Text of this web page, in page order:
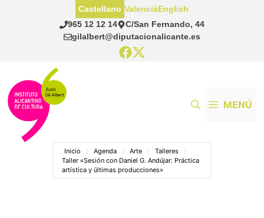
965 12 12 14
C/San Fernando, 44
gilalbert@diputacionalicante.es
Castellano ValenciàEnglish
MENÚ
Inicio Agenda Arte
Talleres
Taller «Sesión con Daniel G. Andújar: Práctica
artística y últimas producciones»